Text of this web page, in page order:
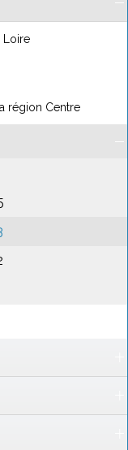
Loire
région Centre